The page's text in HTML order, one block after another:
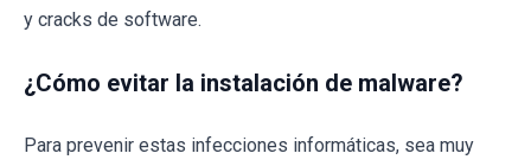
y cracks de software.
¿Cómo evitar la instalación de malware?
Para prevenir estas infecciones informáticas, sea muy